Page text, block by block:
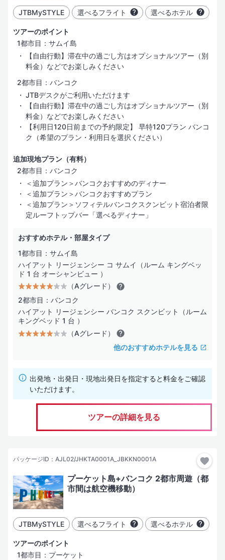
JTBMySTYLE 選べるフライト 選べるホテル
ツアーのポイント
1都市目：サムイ島
【自由行動】滞在中の過ごし方はオプショナルツアー（別
料金）などでお楽しみください
2都市目：バンコク
JTBデスクがご利用いただけます
【自由行動】滞在中の過ごし方はオプショナルツアー（別
料金）などでお楽しみください
【利用日120日前までの予約限定】 早特120プラン バンコ
ク（希望のプラン・利用日を選択ください）
追加現地プラン（有料）
2都市目：バンコク
＜追加プラン＞バンコクおすすめのディナー
＜追加プラン＞バンコクおすすめプラン
＜追加プラン＞ソフィテルバンコクスクンビット宿泊者限
定ルーフトップバー「選べるディナー」
おすすめホテル・部屋タイプ
1都市目：サムイ島
ハイアット リージェンシー コ サムイ（ルーム キングベッ
ド 1 台 オーシャンビュー ）
（Aグレード）
2都市目：バンコク
ハイアット リージェンシー バンコク スクンビット（ルーム
キングベッド 1 台 ）
（Aグレード）
他のおすすめホテルを見る
出発地・出発日・現地出発日を指定すると料金をご確認
いただけます。
ツアーの詳細を見る
パッケージID：AJL02/JHKTA0001A_JBKKN0001A
プーケット島+バンコク 2都市周遊（都
市間は航空機移動）
JTBMySTYLE 選べるフライト 選べるホテル
ツアーのポイント
1都市目：プーケット